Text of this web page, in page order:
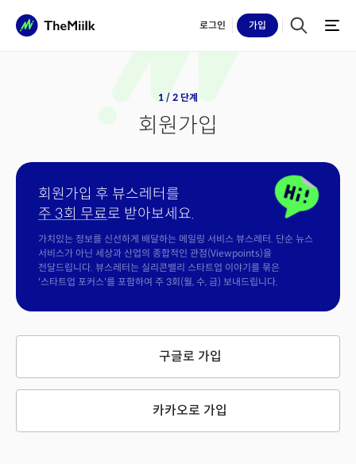
로그인 가입
1 / 2 단계
회원가입
회원가입 후 뷰스레터를
주 3회 무료로 받아보세요.
가치있는 정보를 신선하게 배달하는 메일링 서비스 뷰스레터. 단순 뉴스
서비스가 아닌 세상과 산업의 종합적인 관점(Viewpoints)을
전달드립니다. 뷰스레터는 실리콘밸리 스타트업 이야기를 묶은
'스타트업 포커스'를 포함하여 주 3회(월, 수, 금) 보내드립니다.
구글로 가입
카카오로 가입